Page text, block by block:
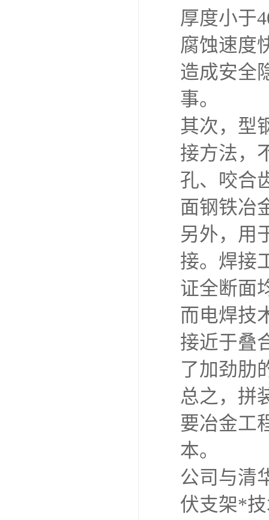
厚度小于
腐蚀速度
造成安全
事。
其次，型
接方法，
孔、咬合
面钢铁冶
另外，用
接。焊接
证全断面
而电焊技
接近于叠
了加劲肋
总之，拼
要冶金工
本。
公司与清
伏支架*